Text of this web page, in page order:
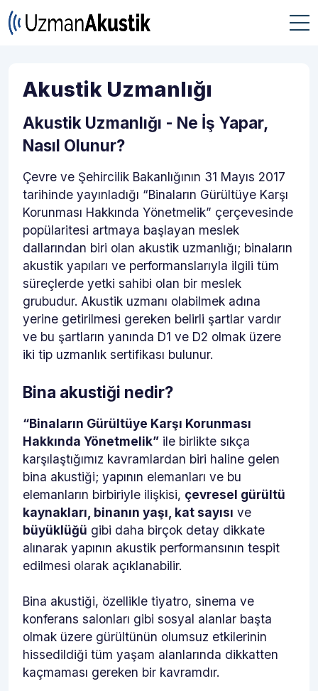
Akustik Uzmanlığı
Akustik Uzmanlığı - Ne İş Yapar,
Nasıl Olunur?
Çevre ve Şehircilik Bakanlığının 31 Mayıs 2017
tarihinde yayınladığı “Binaların Gürültüye Karşı
Korunması Hakkında Yönetmelik” çerçevesinde
popülaritesi artmaya başlayan meslek
dallarından biri olan akustik uzmanlığı; binaların
akustik yapıları ve performanslarıyla ilgili tüm
süreçlerde yetki sahibi olan bir meslek
grubudur. Akustik uzmanı olabilmek adına
yerine getirilmesi gereken belirli şartlar vardır
ve bu şartların yanında D1 ve D2 olmak üzere
iki tip uzmanlık sertifikası bulunur.
Bina akustiği nedir?
“Binaların Gürültüye Karşı Korunması
Hakkında Yönetmelik” ile birlikte sıkça
karşılaştığımız kavramlardan biri haline gelen
bina akustiği; yapının elemanları ve bu
elemanların birbiriyle ilişkisi, çevresel gürültü
kaynakları, binanın yaşı, kat sayısı ve
büyüklüğü gibi daha birçok detay dikkate
alınarak yapının akustik performansının tespit
edilmesi olarak açıklanabilir.
Bina akustiği, özellikle tiyatro, sinema ve
konferans salonları gibi sosyal alanlar başta
olmak üzere gürültünün olumsuz etkilerinin
hissedildiği tüm yaşam alanlarında dikkatten
kaçmaması gereken bir kavramdır.